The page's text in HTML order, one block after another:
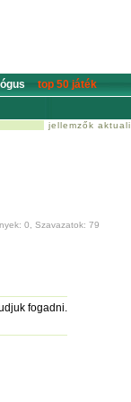
top 50 játék
jellemzők
0, Szavazatok: 79
fogadni.